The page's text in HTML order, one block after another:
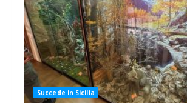
Succede in Sicilia